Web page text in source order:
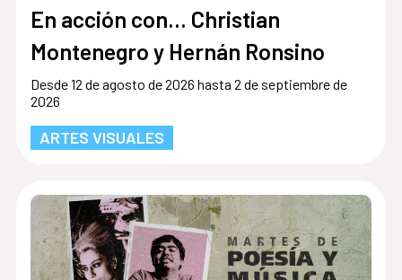
En acción con... Christian
Montenegro y Hernán Ronsino
Desde 12 de agosto de 2026 hasta 2 de septiembre de
2026
ARTES VISUALES